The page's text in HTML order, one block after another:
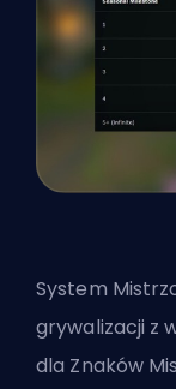
System
grywalizacji z
dla Znaków